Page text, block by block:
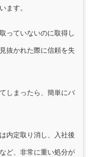
ます。
っていないのに取得し
抜かれた際に信頼を失
しまったら、簡単にバ
内定取り消し、入社後
ど、非常に重い処分が